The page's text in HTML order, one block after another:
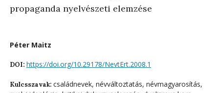
propaganda nyelvészeti elemzése
Péter Maitz
DOI: https://doi.org/10.29178/NevtErt.2008.1
Kulcsszavak: családnevek, névváltoztatás, névmagyarosítás,